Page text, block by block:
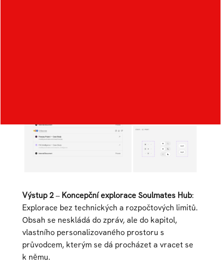
Výstup 2– Koncepční explorace Soulmates Hub:
Explorace bez technických a rozpočtových limitů.
Obsah se neskládá do zpráv, ale do kapitol,
vlastního personalizovaného prostoru s
průvodcem, kterým se dá procházet a vracet se
k němu.